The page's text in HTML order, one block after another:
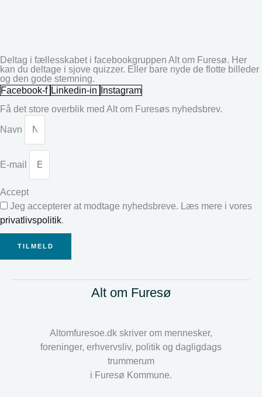
Deltag i fællesskabet i facebookgruppen Alt om Furesø. Her
kan du deltage i sjove quizzer. Eller bare nyde de flotte billeder
og den gode stemning.
Facebook-f Linkedin-in
Instagram
Få det store overblik med Alt om Furesøs nyhedsbrev.
Navn
E-mail
Accept
Jeg accepterer at modtage nyhedsbreve. Læs mere i vores
privatlivspolitik.
TILMELD
Alt om Furesø
Altomfuresoe.dk skriver om mennesker,
foreninger, erhvervsliv, politik og dagligdags
trummerum
i Furesø Kommune.